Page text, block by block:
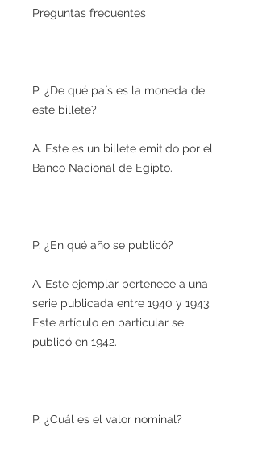
Preguntas frecuentes
P. ¿De qué país es la moneda de
este billete?
A. Este es un billete emitido por el
Banco Nacional de Egipto.
P. ¿En qué año se publicó?
A. Este ejemplar pertenece a una
serie publicada entre 1940 y 1943.
Este artículo en particular se
publicó en 1942.
P. ¿Cuál es el valor nominal?